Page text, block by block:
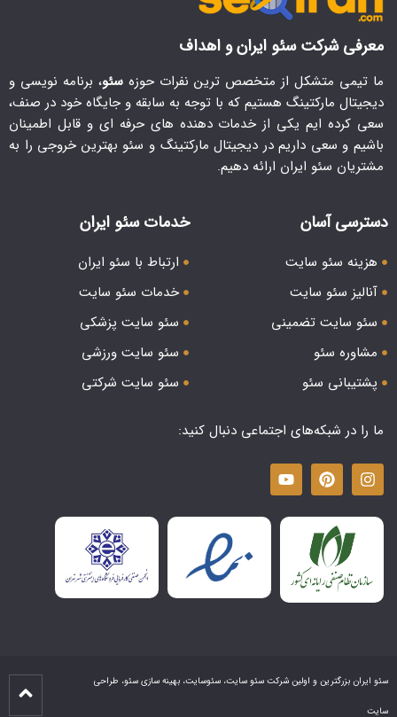
معرفی شرکت سئو ایران و اهداف
ما تیمی متشکل از متخصص ترین نفرات حوزه سئو، برنامه نویسی و
دیجیتال مارکتینگ هستیم که با توجه به سابقه و جایگاه خود در صنف،
سعی کرده ایم یکی از خدمات دهنده های حرفه ای و قابل اطمینان
باشیم و سعی داریم در دیجیتال مارکتینگ و سئو بهترین خروجی را به
مشتریان سئو ایران ارائه دهیم.
دسترسی آسان
هزینه سئو سایت
آنالیز سئو سایت
سئو سایت تضمینی
مشاوره سئو
پشتیبانی سئو
خدمات سئو ایران
ارتباط با سئو ایران
خدمات سئو سایت
سئو سایت پزشکی
سئو سایت ورزشی
سئو سایت شرکتی
ما را در شبکه‌های اجتماعی دنبال کنید:
سئو ایران بزرگترین و اولین شرکت سئو سایت، سئوسایت، بهینه سازی سئو، طراحی
سایت